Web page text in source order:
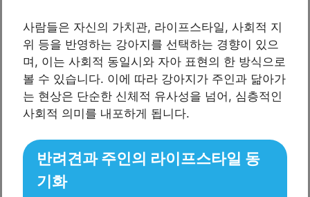
사람들은 자신의 가치관, 라이프스타일, 사회적 지
위 등을 반영하는 강아지를 선택하는 경향이 있으
며, 이는 사회적 동일시와 자아 표현의 한 방식으로
볼 수 있습니다. 이에 따라 강아지가 주인과 닮아가
는 현상은 단순한 신체적 유사성을 넘어, 심층적인
사회적 의미를 내포하게 됩니다.
반려견과 주인의 라이프스타일 동
기화